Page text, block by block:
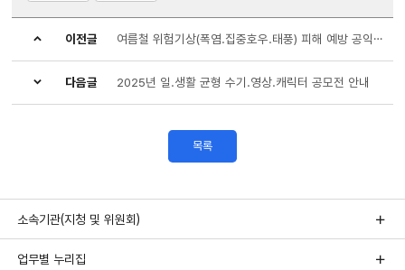
이전글 여름철 위험기상(폭염.집중호우.태풍) 피해 예방 공익캠페인 안내
다음글 2025년 일.생활 균형 수기.영상.캐릭터 공모전 안내
목록
소속기관(지청 및 위원회)
업무별 누리집